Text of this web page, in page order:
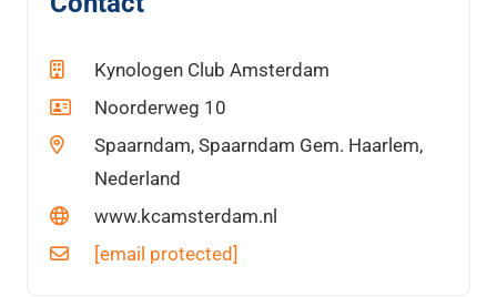
Kynologen Club Amsterdam
Noorderweg 10
Spaarndam, Spaarndam Gem. Haarlem,
Nederland
www.kcamsterdam.nl
[email protected]